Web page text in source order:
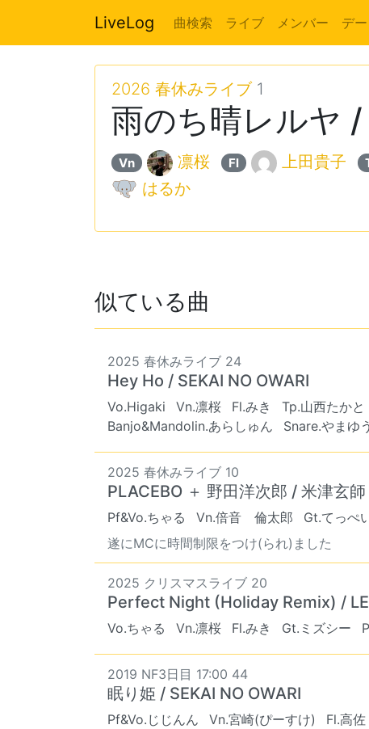
LiveLog 曲検索 ライブ メンバー デー
2026 春休みライブ1
雨のち晴レルヤ
Vn 凛桜 Fl 上田貴子
はるか
似ている曲
2025 春休みライブ 24
Hey Ho / SEKAI NO OWARI
Vo.Higaki Vn.凛桜 Fl.みき Tp.山西たかと
Banjo&Mandolin.あらしゅん
Snare.やまゆう
2025 春休みライブ 10
PLACEBO ＋ 野田洋次郎 / 米津玄師
Pf&Vo.ちゃる Vn.倍音 倫太郎 Gt.てっぺ
遂にMCに時間制限をつけ(られ)ました
2025 クリスマスライブ 20
Perfect Night (Holiday Remix) / LE
Vo.ちゃる Vn.凛桜 Fl.みき Gt.ミズシー
2019 NF3日目 17:00 44
眠り姫 / SEKAI NO OWARI
Pf&Vo.じじんん Vn.宮崎(ぴーすけ) Fl.高佐